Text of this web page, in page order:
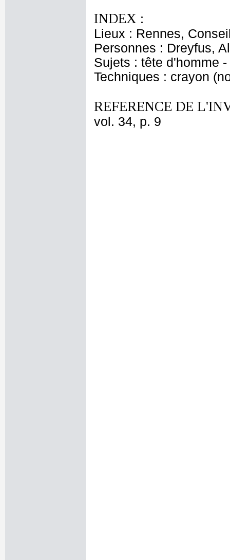
INDEX :
Lieux : Rennes,
Personnes : Dreyfus,
Sujets : tête d'homme
Techniques : crayon
REFERENCE DE
vol. 34, p. 9